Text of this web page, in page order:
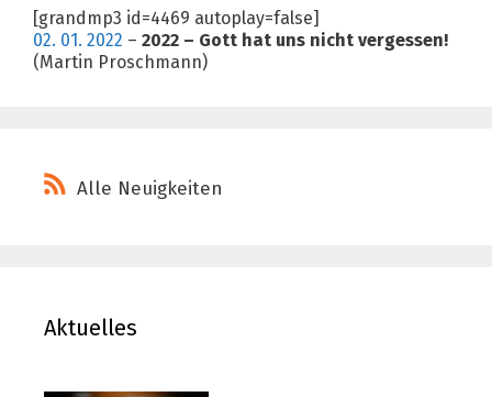
[grandmp3 id=4469 autoplay=false]
02. 01. 2022 – 2022 – Gott hat uns nicht vergessen!
(Martin Proschmann)
Alle Neuigkeiten
Aktuelles